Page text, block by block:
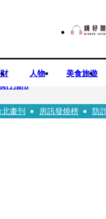
人物 美食旅遊
行拖吊
爸I LOVE YOU」 驚喜林
北畫刊 房訊發燒榜 防